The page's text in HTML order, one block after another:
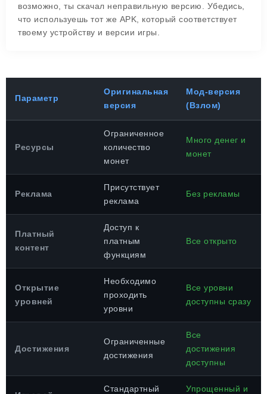
возможно, ты скачал неправильную версию. Убедись,
что используешь тот же APK, который соответствует
твоему устройству и версии игры.
Параметр
Оригинальная
версия
Мод-версия
(Взлом)
Ресурсы
Ограниченное
количество
монет
Много денег и
монет
Реклама
Присутствует
реклама
Без рекламы
Платный
контент
Доступ к
платным
функциям
Все открыто
Открытие
уровней
Необходимо
проходить
уровни
Все уровни
доступны сразу
Достижения
Ограниченные
достижения
Все
достижения
доступны
Стандартный
Упрощенный и